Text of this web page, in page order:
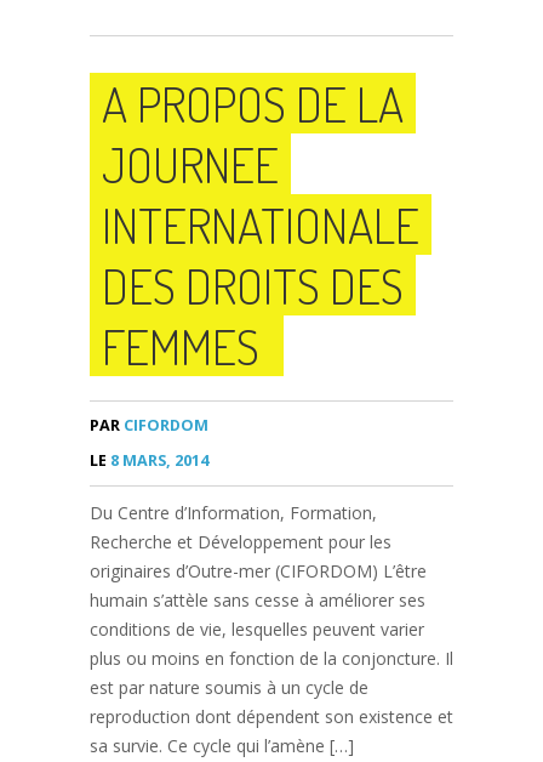
A PROPOS DE LA
JOURNEE
INTERNATIONALE
DES DROITS DES
FEMMES
PAR CIFORDOM
LE 8 MARS, 2014
Du Centre d’Information, Formation,
Recherche et Développement pour les
originaires d’Outre-mer (CIFORDOM) L’être
humain s’attèle sans cesse à améliorer ses
conditions de vie, lesquelles peuvent varier
plus ou moins en fonction de la conjoncture. Il
est par nature soumis à un cycle de
reproduction dont dépendent son existence et
sa survie. Ce cycle qui l’amène […]